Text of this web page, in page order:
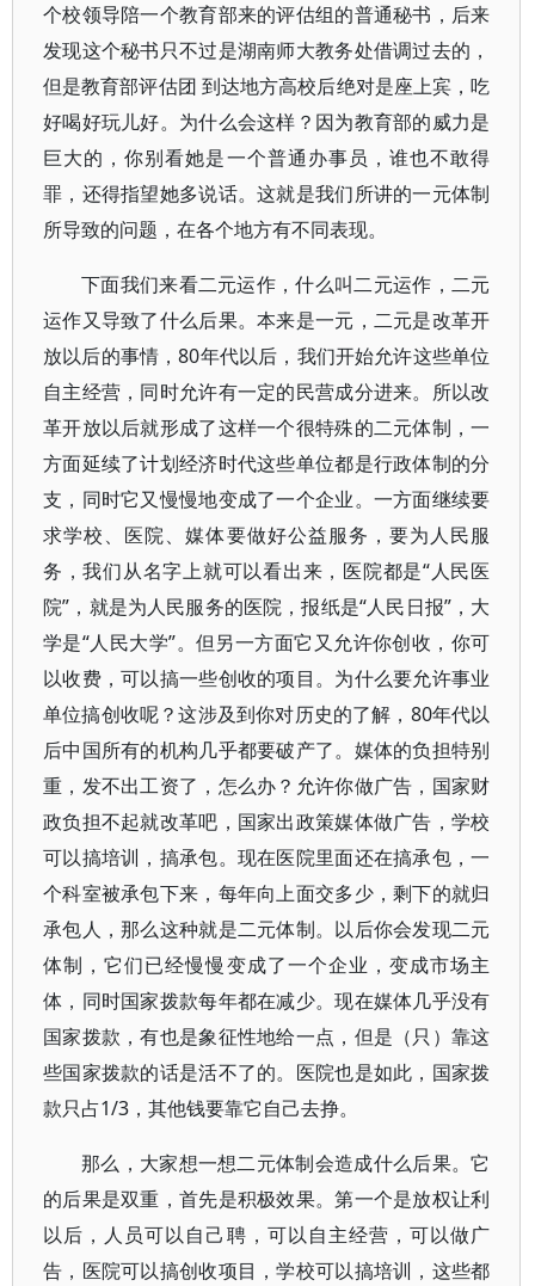
个校领导陪一个教育部来的评估组的普通秘书，后来
发现这个秘书只不过是湖南师大教务处借调过去的，
但是教育部评估团 到达地方高校后绝对是座上宾，吃
好喝好玩儿好。为什么会这样？因为教育部的威力是
巨大的，你别看她是一个普通办事员，谁也不敢得
罪，还得指望她多说话。这就是我们所讲的一元体制
所导致的问题，在各个地方有不同表现。
下面我们来看二元运作，什么叫二元运作，二元
运作又导致了什么后果。本来是一元，二元是改革开
放以后的事情，80年代以后，我们开始允许这些单位
自主经营，同时允许有一定的民营成分进来。所以改
革开放以后就形成了这样一个很特殊的二元体制，一
方面延续了计划经济时代这些单位都是行政体制的分
支，同时它又慢慢地变成了一个企业。一方面继续要
求学校、医院、媒体要做好公益服务，要为人民服
务，我们从名字上就可以看出来，医院都是“人民医
院”，就是为人民服务的医院，报纸是“人民日报”，大
学是“人民大学”。但另一方面它又允许你创收，你可
以收费，可以搞一些创收的项目。为什么要允许事业
单位搞创收呢？这涉及到你对历史的了解，80年代以
后中国所有的机构几乎都要破产了。媒体的负担特别
重，发不出工资了，怎么办？允许你做广告，国家财
政负担不起就改革吧，国家出政策媒体做广告，学校
可以搞培训，搞承包。现在医院里面还在搞承包，一
个科室被承包下来，每年向上面交多少，剩下的就归
承包人，那么这种就是二元体制。以后你会发现二元
体制，它们已经慢慢变成了一个企业，变成市场主
体，同时国家拨款每年都在减少。现在媒体几乎没有
国家拨款，有也是象征性地给一点，但是（只）靠这
些国家拨款的话是活不了的。医院也是如此，国家拨
款只占1/3，其他钱要靠它自己去挣。
那么，大家想一想二元体制会造成什么后果。它
的后果是双重，首先是积极效果。第一个是放权让利
以后，人员可以自己聘，可以自主经营，可以做广
告，医院可以搞创收项目，学校可以搞培训，这些都